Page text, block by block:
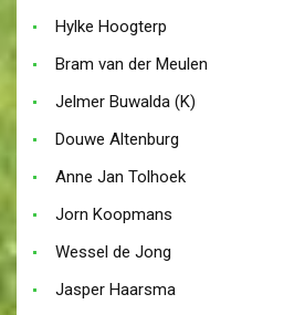
Hylke Hoogterp
Bram van der Meulen
Jelmer Buwalda (K)
Douwe Altenburg
Anne Jan Tolhoek
Jorn Koopmans
Wessel de Jong
Jasper Haarsma